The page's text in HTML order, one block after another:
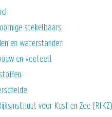
stekelbaars
en waterstanden
en veeteelt
voor Kust en Zee (RIKZ)